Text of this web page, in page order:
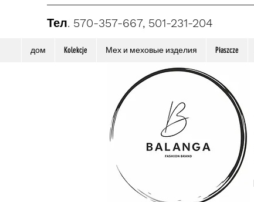
Тел. 570-357-667, 501-231-204
дом Kolekcje Мех и меховые изделия Płaszcze